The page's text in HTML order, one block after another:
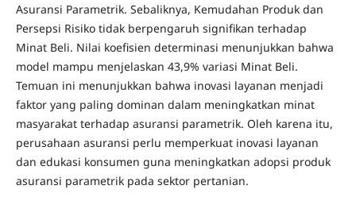
Asuransi Parametrik. Sebaliknya, Kemudahan Produk dan
Persepsi Risiko tidak berpengaruh signifikan terhadap
Minat Beli. Nilai koefisien determinasi menunjukkan bahwa
model mampu menjelaskan 43,9% variasi Minat Beli.
Temuan ini menunjukkan bahwa inovasi layanan menjadi
faktor yang paling dominan dalam meningkatkan minat
masyarakat terhadap asuransi parametrik. Oleh karena itu,
perusahaan asuransi perlu memperkuat inovasi layanan
dan edukasi konsumen guna meningkatkan adopsi produk
asuransi parametrik pada sektor pertanian.